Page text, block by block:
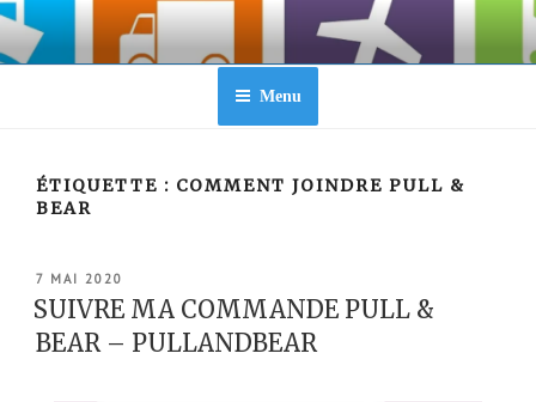
Aller
contenu
Menu
ÉTIQUETTE : COMMENT JOINDRE PULL &
BEAR
PUBLIÉ
LE
7 MAI 2020
SUIVRE MA COMMANDE PULL &
BEAR – PULLANDBEAR